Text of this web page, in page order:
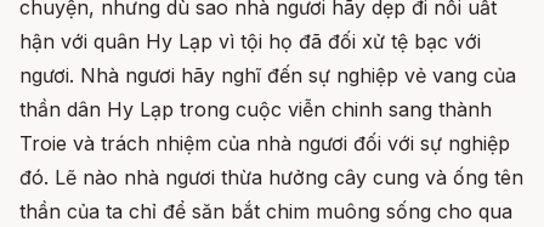
chuyện, nhưng dù sao nhà ngươi hãy dẹp đi nỗi uất
hận với quân Hy Lạp vì tội họ đã đối xử tệ bạc với
ngươi. Nhà ngươi hãy nghĩ đến sự nghiệp vẻ vang của
thần dân Hy Lạp trong cuộc viễn chinh sang thành
Troie và trách nhiệm của nhà ngươi đối với sự nghiệp
đó. Lẽ nào nhà ngươi thừa hưởng cây cung và ống tên
thần của ta chỉ để săn bắt chim muông sống cho qua